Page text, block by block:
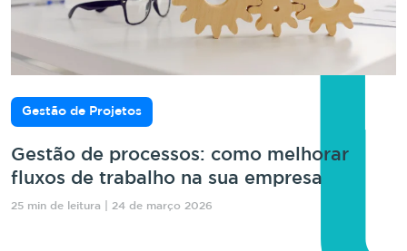
Gestão de Projetos
Gestão de processos: como melhorar
fluxos de trabalho na sua empresa
25 min de leitura | 24 de março 2026